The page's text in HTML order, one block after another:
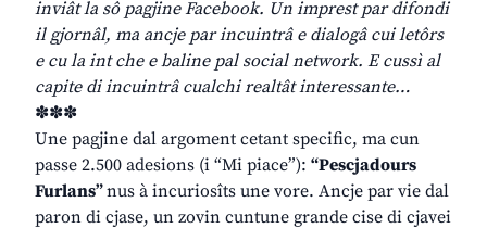
inviât la sô pagjine Facebook. Un imprest par difondi
il gjornâl, ma ancje par incuintrâ e dialogâ cui letôrs
e cu la int che e baline pal social network. E cussì al
capite di incuintrâ cualchi realtât interessante…
✽✽✽
Une pagjine dal argoment cetant specific, ma cun
passe 2.500 adesions (i “Mi piace”): “Pescjadours
Furlans”nus à incuriosîts une vore. Ancje par vie dal
paron di cjase, un zovin cuntune grande cise di cjavei